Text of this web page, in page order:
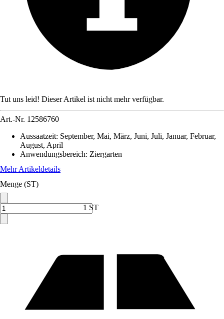
Tut uns leid! Dieser Artikel ist nicht mehr verfügbar.
Art.-Nr. 12586760
Aussaatzeit: September, Mai, März, Juni, Juli, Januar, Februar,
August, April
Anwendungsbereich: Ziergarten
Mehr Artikeldetails
Menge (ST)
1 ST